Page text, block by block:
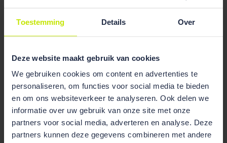
Toestemming Details Over
Deze website maakt gebruik van cookies
We gebruiken cookies om content en advertenties te
personaliseren, om functies voor social media te bieden
en om ons websiteverkeer te analyseren. Ook delen we
informatie over uw gebruik van onze site met onze
partners voor social media, adverteren en analyse. Deze
partners kunnen deze gegevens combineren met andere
van de Raad van State heeft inmiddels al meermaals
AERIUS Calculator wetenschappelijk onvoldoende
geschikt is voor individuele vergunningverlening. Dit
model wordt tot heden gebruikt voor het toekennen
of intrekken van vergunningen op basis van de Wet
Natuurbescherming. Volgens Europese
natuurbeschermingsregels is zekerheid juist vereist
bij het verlenen van natuurvergunningen. BBB